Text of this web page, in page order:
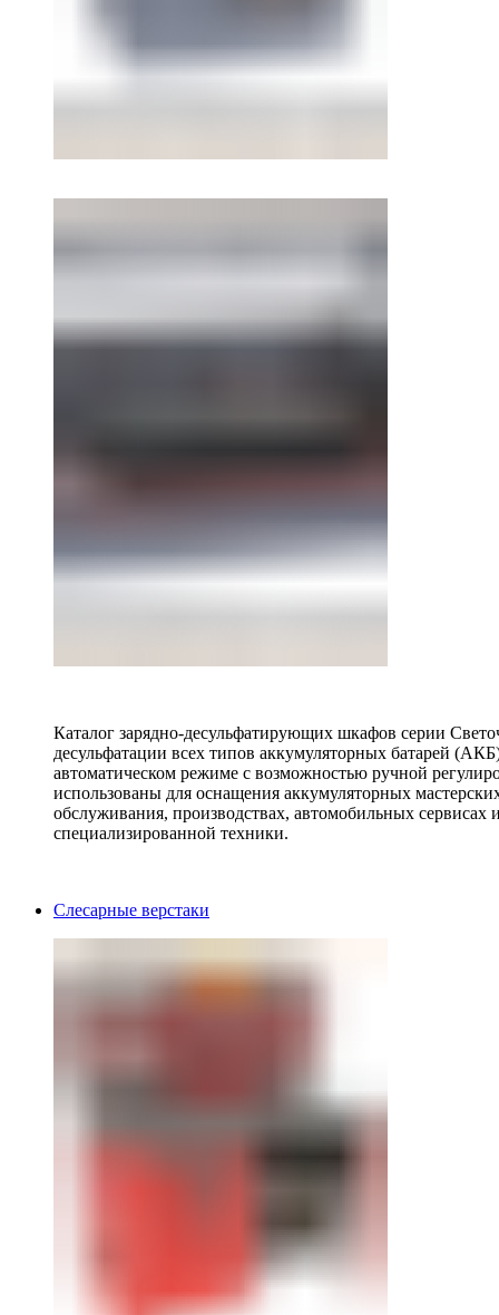
Каталог зарядно-десульфатирующих шкафов серии
десульфатации всех типов аккумуляторных батарей
автоматическом режиме с возможностью ручной
использованы для оснащения аккумуляторных
обслуживания, производствах, автомобильных
специализированной техники.
Слесарные верстаки